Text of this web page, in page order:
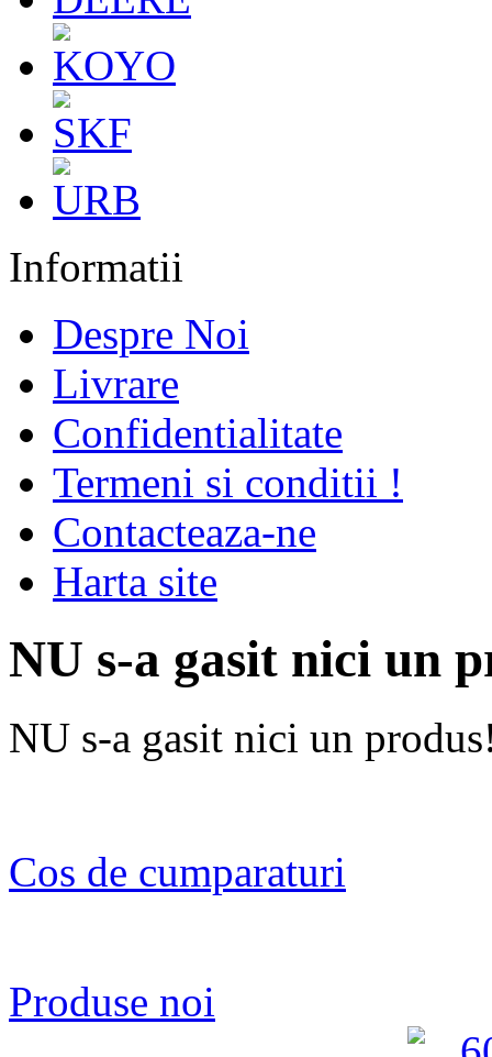
Informatii
Despre Noi
Livrare
Confidentialitate
Termeni si conditii !
Contacteaza-ne
Harta site
NU s-a gasit nici un
NU s-a gasit nici un
Cos de cumparaturi
Produse noi